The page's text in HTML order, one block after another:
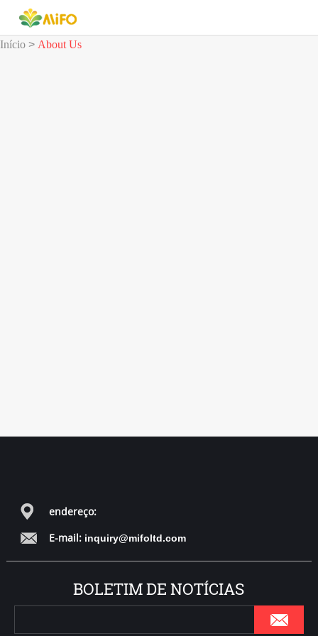
Início > About Us
endereço:
E-mail: inquiry@mifoltd.com
BOLETIM DE NOTÍCIAS